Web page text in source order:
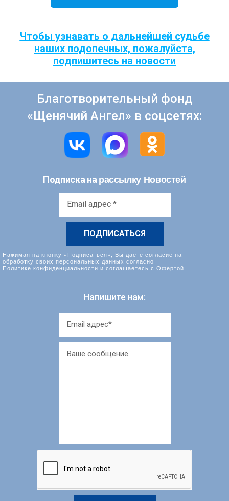
Чтобы узнавать о дальнейшей судьбе
наших подопечных, пожалуйста,
подпишитесь на новости
Благотворительный фонд
«Щенячий Ангел» в соцсетях:
Подписка на рассылку Новостей
Нажимая на кнопку «Подписаться», Вы даете согласие на
обработку своих персональных данных согласно
Политике конфиденциальности и соглашаетесь с Офертой
Напишите нам: